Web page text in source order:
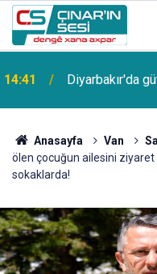
14:41 Diyarbakır'da
Anasayfa Van
ölen çocuğun ailesini ziyaret
sokaklarda!